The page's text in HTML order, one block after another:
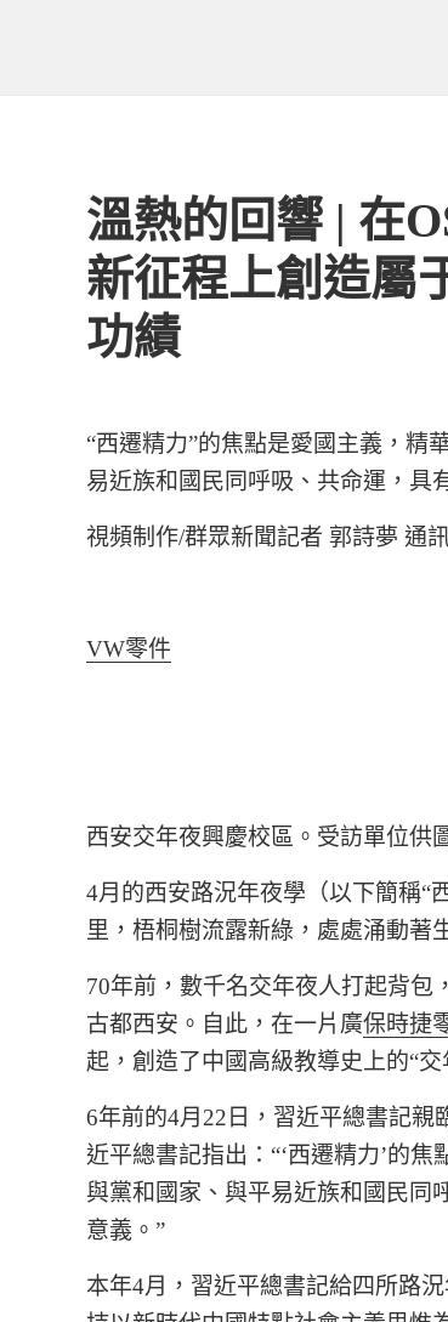
溫熱的回響 | 在
新征程上創造屬
功績
“西遷精力”的焦點是愛國主義，精
易近族和國民同呼吸、共命運，
視頻制作/群眾新聞記者 郭詩夢 通
VW零件
西安交年夜興慶校區。受訪單位供
4月的西安路況年夜學（以下簡稱“
里，梧桐樹流露新綠，處處涌動著
70年前，數千名交年夜人打起背包
古都西安。自此，在一片廣保時捷
起，創造了中國高級教導史上的“交
6年前的4月22日，習近平總書記
近平總書記指出：“‘西遷精力’的
與黨和國家、與平易近族和國民同
意義。”
本年4月，習近平總書記給四所路